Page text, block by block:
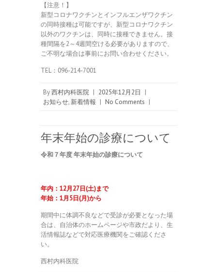
【注意！】
新型コロナワクチンとインフルエンザワクチン
の同時接種は可能ですが、新型コロナワクチン
以外のワクチンは、同時に接種できません。接
種間隔を2～4週間空ける必要がありますので、
ご不明な場合は事前にお問い合わせください。
TEL：096-214-7001
By西村内科医院 | 2025年12月2日
|
お知らせ, 新着情報 | No Comments |
年末年始の診療について
令和７年度年末年始の診療について
年内： 12月27日(土)まで
年始： 1月5日(月)から
期間中に体調不良などで受診が必要となった場
合は、自治体のホームページや市政だより、生
活情報誌などで対応医療機関をご確認くださ
い。
西村内科医院